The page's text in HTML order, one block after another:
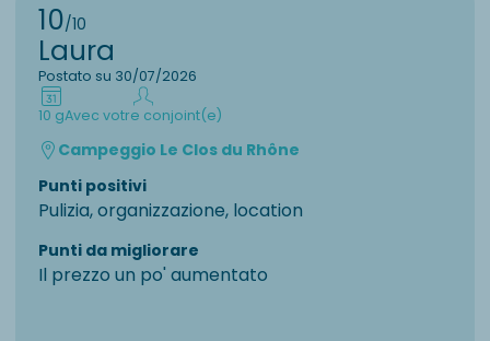
10/10
Laura
Postato su 30/07/2026
10 gAvec votre conjoint(e)
Campeggio Le Clos du Rhône
Punti positivi
Pulizia, organizzazione, location
Punti da migliorare
Il prezzo un po' aumentato